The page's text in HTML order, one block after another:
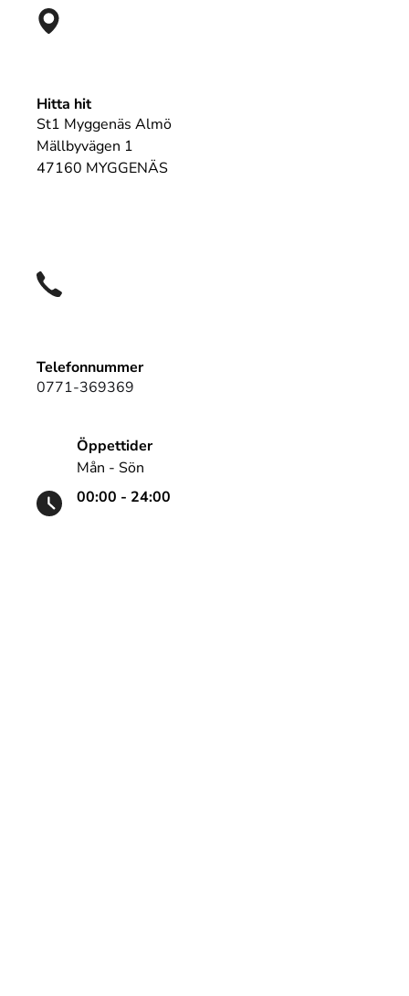
Hitta hit
St1 Myggenäs Almö
Mällbyvägen 1
47160 MYGGENÄS
Telefonnummer
0771-369369
Öppettider
Mån - Sön
00:00 - 24:00